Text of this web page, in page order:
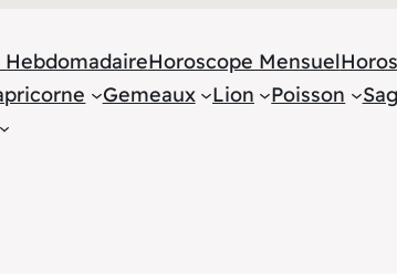
Horoscope Mensuel
Gemeaux Lion Poisson